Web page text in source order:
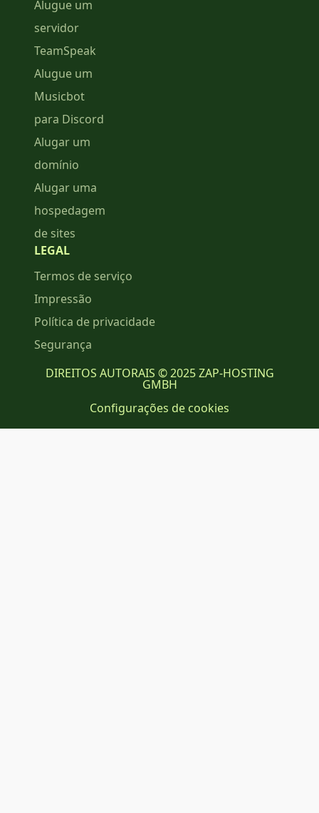
Alugue um
servidor
TeamSpeak
Alugue um
Musicbot
para Discord
Alugar um
domínio
Alugar uma
hospedagem
de sites
LEGAL
Termos de serviço
Impressão
Política de privacidade
Segurança
DIREITOS AUTORAIS © 2025 ZAP-HOSTING
GMBH
Configurações de cookies